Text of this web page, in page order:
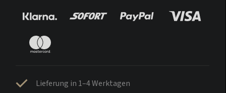
Lieferung in 1–4 Werktagen